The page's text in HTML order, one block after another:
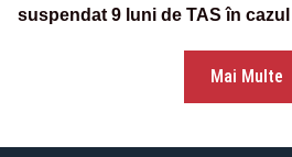
suspendat 9 luni de TAS în
Mai Multe